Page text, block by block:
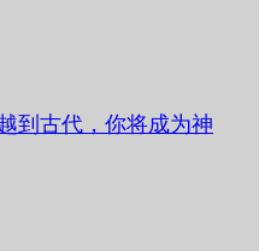
到古代，你将成为神